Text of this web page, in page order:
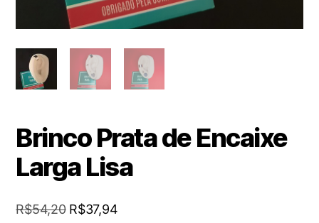
Brinco Prata de Encaixe
Larga Lisa
R$54,20 O
R$37,94O